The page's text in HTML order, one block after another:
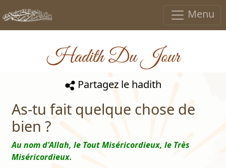
Menu
Hadith Du Jour
Partagez le hadith
As-tu fait quelque chose de
bien ?
Au nom d'Allah, le Tout Miséricordieux, le Très
Miséricordieux.